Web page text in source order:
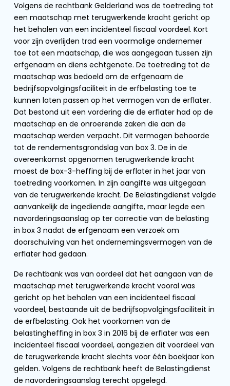
Volgens de rechtbank Gelderland was de toetreding tot
een maatschap met terugwerkende kracht gericht op
het behalen van een incidenteel fiscaal voordeel. Kort
voor zijn overlijden trad een voormalige ondernemer
toe tot een maatschap, die was aangegaan tussen zijn
erfgenaam en diens echtgenote. De toetreding tot de
maatschap was bedoeld om de erfgenaam de
bedrijfsopvolgingsfaciliteit in de erfbelasting toe te
kunnen laten passen op het vermogen van de erflater.
Dat bestond uit een vordering die de erflater had op de
maatschap en de onroerende zaken die aan de
maatschap werden verpacht. Dit vermogen behoorde
tot de rendementsgrondslag van box 3. De in de
overeenkomst opgenomen terugwerkende kracht
moest de box-3-heffing bij de erflater in het jaar van
toetreding voorkomen. In zijn aangifte was uitgegaan
van de terugwerkende kracht. De Belastingdienst volgde
aanvankelijk de ingediende aangifte, maar legde een
navorderingsaanslag op ter correctie van de belasting
in box 3 nadat de erfgenaam een verzoek om
doorschuiving van het ondernemingsvermogen van de
erflater had gedaan.
De rechtbank was van oordeel dat het aangaan van de
maatschap met terugwerkende kracht vooral was
gericht op het behalen van een incidenteel fiscaal
voordeel, bestaande uit de bedrijfsopvolgingsfaciliteit in
de erfbelasting. Ook het voorkomen van de
belastingheffing in box 3 in 2016 bij de erflater was een
incidenteel fiscaal voordeel, aangezien dit voordeel van
de terugwerkende kracht slechts voor één boekjaar kon
gelden. Volgens de rechtbank heeft de Belastingdienst
de navorderingsaanslag terecht opgelegd.